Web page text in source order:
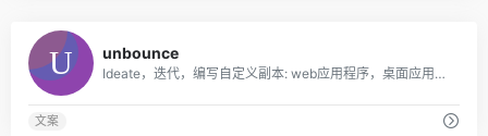
unbounce
Ideate，迭代，编写自定义副本: web应用程序，桌面应用程序，Chrome扩展。
文案